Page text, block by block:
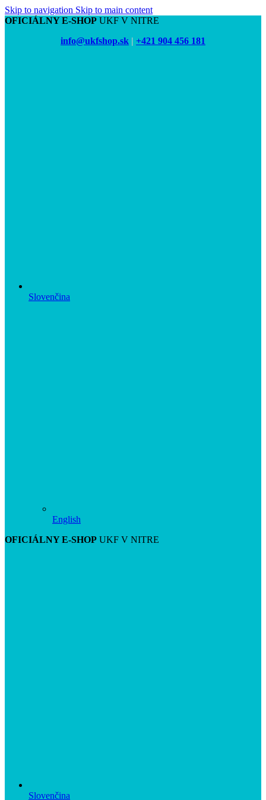
Skip to navigation Skip to main content
OFICIÁLNY E-SHOP UKF V NITRE
info@ukfshop.sk | +421 904 456 181
Slovenčina
English
OFICIÁLNY E-SHOP UKF V NITRE
Slovenčina